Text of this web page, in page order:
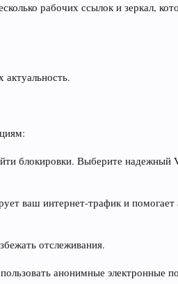
рабочих ссылок и зеркал,
блокировки. Выберите надежный
ваш интернет-трафик и
отслеживания.
анонимные электронные